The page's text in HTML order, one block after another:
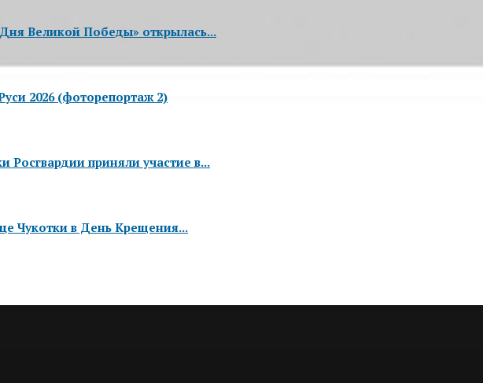
Великой Победы» открылась...
2026 (фоторепортаж 2)
Росгвардии приняли участие в...
Чукотки в День Крещения...